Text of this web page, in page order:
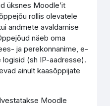
üksnes Moodle’it
rollis olevatele
andmete avaldamise
näeb oma
ja perekonnanime, e-
(sh IP-aadresse).
ainult kaasõppijate
Moodle